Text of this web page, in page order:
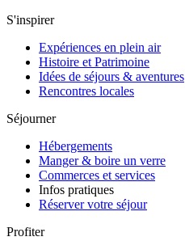
S'inspirer
Expériences en plein air
Histoire et Patrimoine
Idées de séjours & aventures
Rencontres locales
Séjourner
Hébergements
Manger & boire un verre
Commerces et services
Infos pratiques
Réserver votre séjour
Profiter